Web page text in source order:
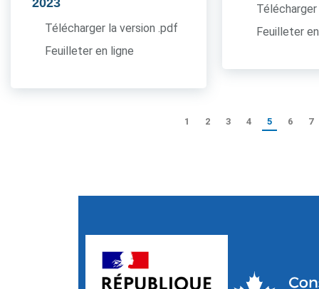
2023
Télécharger la version .pdf
Feuilleter en ligne
Feuilleter
1 2 3 4 5 6 7